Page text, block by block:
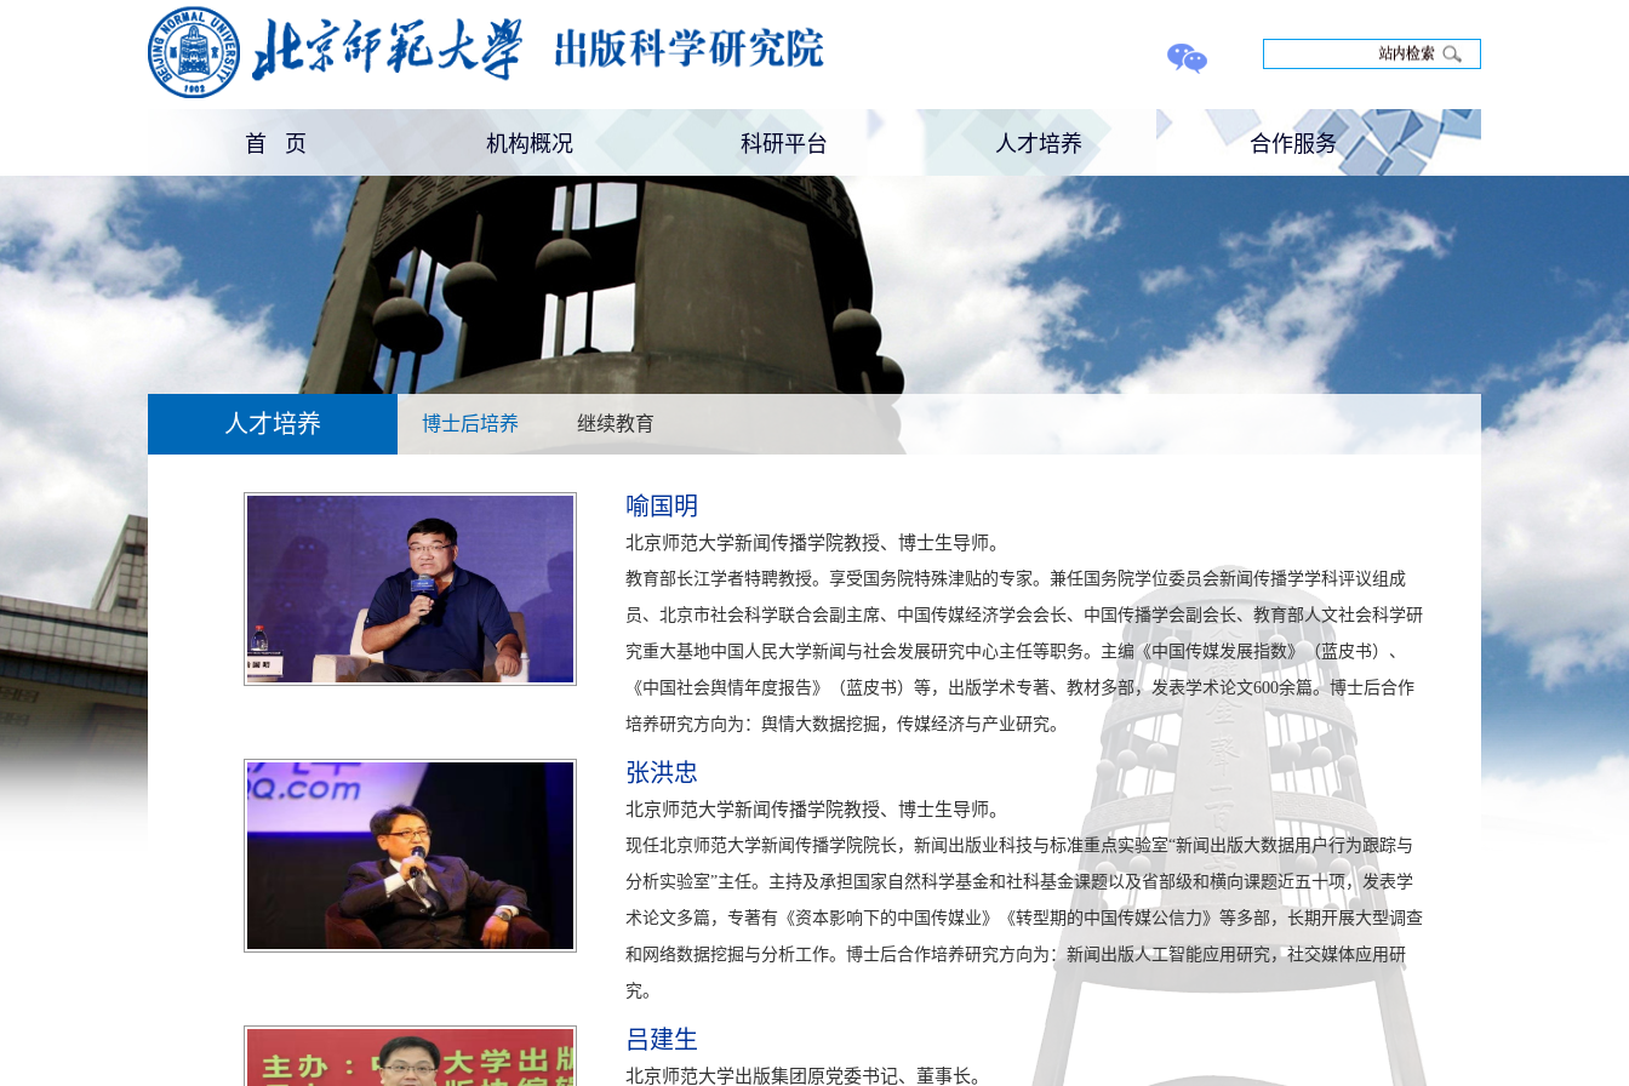
首 页 机构概况
机构简介
部门设置
科研平台
科研项目
编辑论坛
职业调查
新媒体矩阵
人才培养
博士后培养
继续教育
合作服务
科研合作
培训合作
联系反馈
人才培养 博士后培养 继续教育
喻国明
北京师范大学新闻传播学院教授、博士生导师。
教育部长江学者特聘教授。享受国务院特殊津贴的专家。兼任国务院学位委员会新闻传播学学科评议组成
员、北京市社会科学联合会副主席、中国传媒经济学会会长、中国传播学会副会长、教育部人文社会科学研
究重大基地中国人民大学新闻与社会发展研究中心主任等职务。主编《中国传媒发展指数》（蓝皮书）、
《中国社会舆情年度报告》（蓝皮书）等，出版学术专著、教材多部，发表学术论文600余篇。博士后合作
培养研究方向为：舆情大数据挖掘，传媒经济与产业研究。
张洪忠
北京师范大学新闻传播学院教授、博士生导师。
现任北京师范大学新闻传播学院院长，新闻出版业科技与标准重点实验室“新闻出版大数据用户行为跟踪与
分析实验室”主任。主持及承担国家自然科学基金和社科基金课题以及省部级和横向课题近五十项，发表学
术论文多篇，专著有《资本影响下的中国传媒业》《转型期的中国传媒公信力》等多部，长期开展大型调查
和网络数据挖掘与分析工作。博士后合作培养研究方向为：新闻出版人工智能应用研究，社交媒体应用研
究。
吕建生
北京师范大学出版集团原党委书记、董事长。